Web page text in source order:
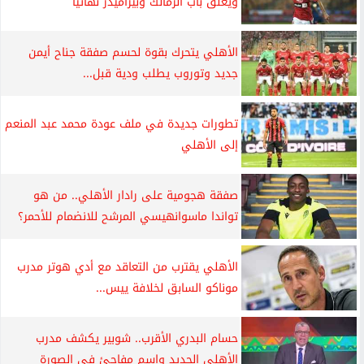
الأهلي يتحرك بقوة لحسم صفقة جناح أيمن
جديد وتوروب يطلب ودية قبل...
تطورات جديدة في ملف عودة محمد عبد المنعم
إلى الأهلي
صفقة هجومية على رادار الأهلي.. من هو
تواندا ماسوانهيسي المرشح للانضمام للأحمر؟
الأهلي يقترب من التعاقد مع أدي هوتر مدرب
موناكو السابق لخلافة ييس...
حسام البدري الأقرب.. شوبير يكشف مدرب
الأهلي الجديد واسم مفاجئ في الصورة